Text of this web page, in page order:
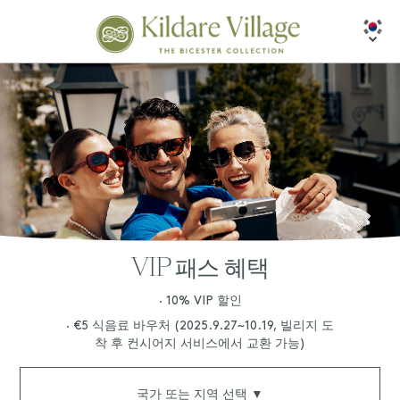
VIP 패스 혜택
∙ 10% VIP 할인
∙ €5 식음료 바우처 (2025.9.27~10.19, 빌리지 도
착 후 컨시어지 서비스에서 교환 가능)
국가 또는 지역 선택 ▼